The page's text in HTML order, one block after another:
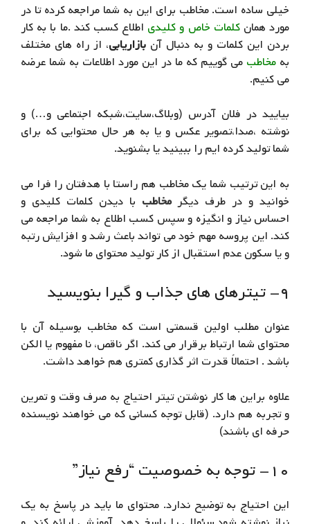
خیلی ساده است. مخاطب برای این به شما مراجعه کرده تا در
مورد همانکلمات خاص و کلیدی اطلاع کسب کند .ما با به کار
بردن این کلمات و به دنبال آن بازاریابی، از راه های مختلف
به مخاطب می گوییم که ما در این مورد اطلاعات به شما عرضه
می کنیم.
بیایید در فلان آدرس (وبلاگ،سایت،شبکه اجتماعی و…) و
نوشته ،صدا،تصویر عکس و یا به هر حال محتوایی که برای
شما تولید کرده ایم را ببینید یا بشنوید.
به این ترتیب شما یک مخاطب هم راستا با هدفتان را فرا می
خوانید و در طرف دیگرمخاطب با دیدن کلمات کلیدی و
احساس نیاز و انگیزه و سپس کسب اطلاع به شما مراجعه می
کند. این پروسه مهم خود می تواند باعث رشد و افزایش رتبه
و یا سکون عدم استقبال از کار تولید محتوای ما شود.
۹- تیترهای های جذاب و گیرا بنویسید
عنوان مطلب اولین قسمتی است که مخاطب بوسیله آن با
محتوای شما ارتباط برقرار می کند. اگر ناقص، نا مفهوم یا الکن
باشد . احتمالاً قدرت اثر گذاری کمتری هم خواهد داشت.
علاوه براین ها کار نوشتن تیتر احتیاج به صرف وقت و تمرین
و تجربه هم دارد. (قابل توجه کسانی که می خواهند نویسنده
حرفه ای باشند)
۱۰- توجه به خصوصیت “رفع نیاز”
این احتیاج به توضیح ندارد. محتوای ما باید در پاسخ به یک